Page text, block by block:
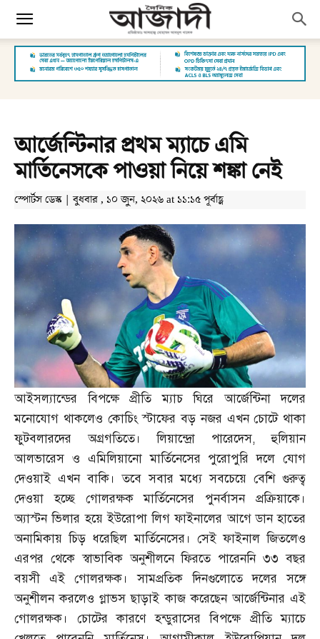
আর্জেন্টিনার প্রথম ম্যাচে এমি
মার্তিনেসকে পাওয়া নিয়ে শঙ্কা নেই
স্পোর্টস ডেস্ক | বুধবার , ১০ জুন, ২০২৬ at ১১:১৫ পূর্বাহ্ণ
আইসল্যান্ডের বিপক্ষে প্রীতি ম্যাচ ঘিরে আর্জেন্টিনা দলের
মনোযোগ থাকলেও কোচিং স্টাফের বড় নজর এখন চোটে থাকা
ফুটবলারদের অগ্রগতিতে। লিয়ান্দ্রো পারেদেস,হুলিয়ান
আলভারেস ও এমিলিয়ানো মার্তিনেসের পুরোপুরি দলে যোগ
দেওয়াই এখন বাকি। তবে সবার মধ্যে সবচেয়ে বেশি গুরুত্ব
দেওয়া হচ্ছে গোলরক্ষক মার্তিনেসের পুনর্বাসন প্রক্রিয়াকে।
অ্যাস্টন ভিলার হয়ে ইউরোপা লিগ ফাইনালের আগে ডান হাতের
অনামিকায় চিড় ধরেছিল মার্তিনেসের। সেই ফাইনাল জিতলেও
এরপর থেকে স্বাভাবিক অনুশীলনে ফিরতে পারেননি ৩৩ বছর
বয়সী এই গোলরক্ষক। সামপ্রতিক দিনগুলোতে দলের সঙ্গে
অনুশীলন করলেও গ্লাভস ছাড়াই কাজ করেছেন আর্জেন্টিনার এই
গোলরক্ষক। চোটের কারণে হন্ডুরাসের বিপক্ষে প্রীতি ম্যাচে